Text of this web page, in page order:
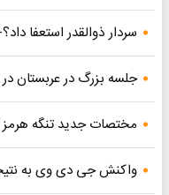
سردار ذوالقدر استعفا
جلسه بزرگ در عربستان در
مختصات جدید تنگه هرمز
واکنش جی دی وی به